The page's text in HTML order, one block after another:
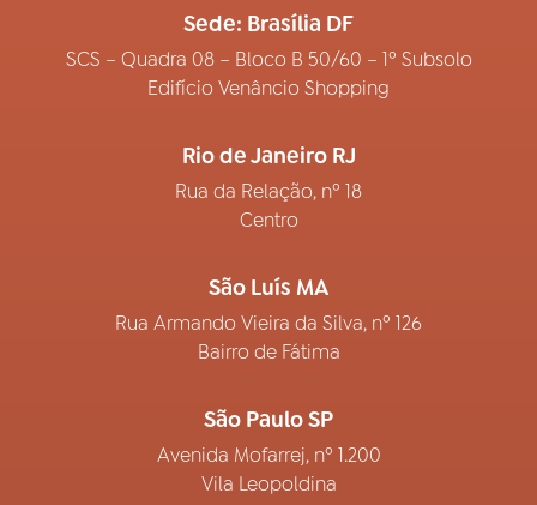
Sede: Brasília DF
SCS – Quadra 08 – Bloco B 50/60 – 1º Subsolo
Edifício Venâncio Shopping
Rio de Janeiro RJ
Rua da Relação, nº 18
Centro
São Luís MA
Rua Armando Vieira da Silva, nº 126
Bairro de Fátima
São Paulo SP
Avenida Mofarrej, nº 1.200
Vila Leopoldina